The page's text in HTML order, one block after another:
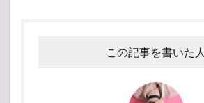
この記事を書いた人